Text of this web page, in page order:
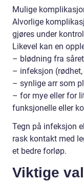
Mulige
Alvorlige
gjøres under
Likevel kan en
– blødning fra såret
– infeksjon
– synlige arr som
– for mye eller for
funksjonelle eller
Tegn på infeksjon
rask kontakt med
et bedre forløp.
Viktige